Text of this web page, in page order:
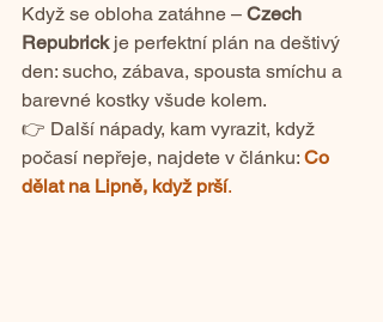
Když se obloha zatáhne – Czech
Repubrick je perfektní plán na deštivý
den: sucho, zábava, spousta smíchu a
barevné kostky všude kolem.
👉 Další nápady, kam vyrazit, když
počasí nepřeje, najdete v článku: Co
dělat na Lipně, když prší.